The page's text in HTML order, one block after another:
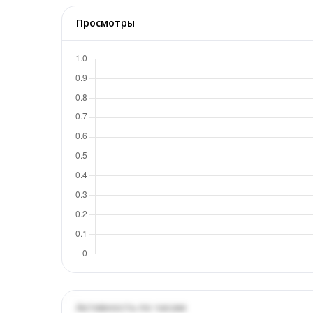
Просмотры
Активность по часам